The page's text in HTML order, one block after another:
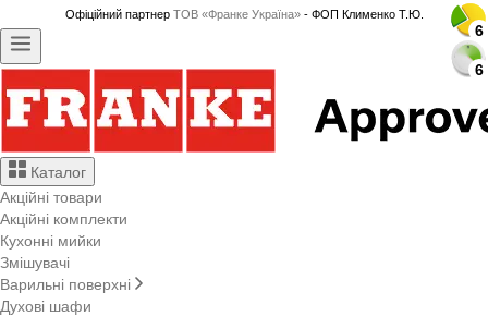
Офіційний партнер ТОВ «Франке Україна»- ФОП Клименко Т.Ю.
Каталог
Акційні товари
Акційні комплекти
Кухонні мийки
Змішувачі
Варильні поверхні
Духові шафи
6
6
6
6
6
6
6
6
6
6
6
6
6
6
6
6
6
6
6
6
6
6
6
6
6
6
6
6
6
6